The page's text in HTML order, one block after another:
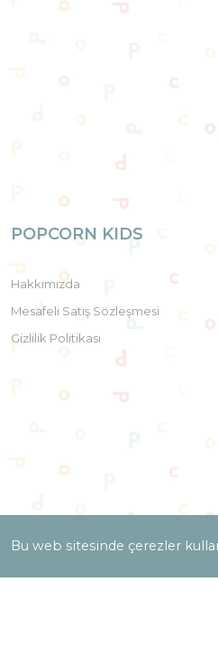
POPCORN KIDS
Hakkımızda
Mesafeli Satış Sözleşmesi
Gizlilik Politikası
Bu web sitesinde çerezler